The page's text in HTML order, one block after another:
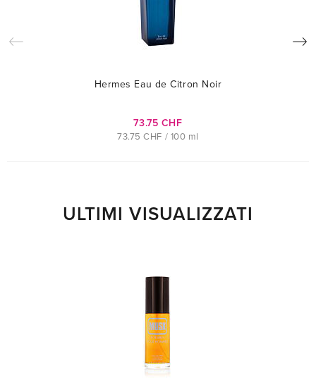
Hermes Eau de Citron Noir
73.75 CHF
73.75 CHF / 100 ml
ULTIMI VISUALIZZATI